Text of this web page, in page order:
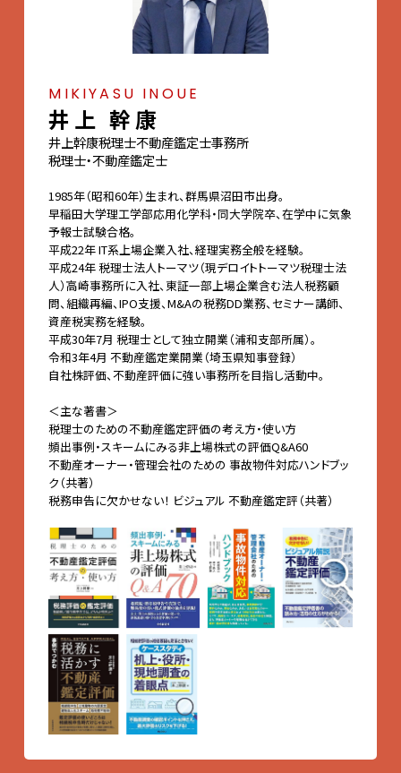
MIKIYASU INOUE
井上 幹康
井上幹康税理士不動産鑑定士事務所
税理士・不動産鑑定士
1985年（昭和60年）生まれ、群馬県沼田市出身。
早稲田大学理工学部応用化学科・同大学院卒、在学中に気象
予報士試験合格。
平成22年 IT系上場企業入社、経理実務全般を経験。
平成24年 税理士法人トーマツ（現デロイトトーマツ税理士法
人）高崎事務所に入社、東証一部上場企業含む法人税務顧
問、組織再編、IPO支援、M&Aの税務DD業務、セミナー講師、
資産税実務を経験。
平成30年7月 税理士として独立開業（浦和支部所属）。
令和3年4月 不動産鑑定業開業（埼玉県知事登録）
自社株評価、不動産評価に強い事務所を目指し活動中。
＜主な著書＞
税理士のための不動産鑑定評価の考え方・使い方
頻出事例・スキームにみる非上場株式の評価Q&A60
不動産オーナー・管理会社のための 事故物件対応ハンドブッ
ク（共著）
税務申告に欠かせない！ ビジュアル 不動産鑑定評（共著）